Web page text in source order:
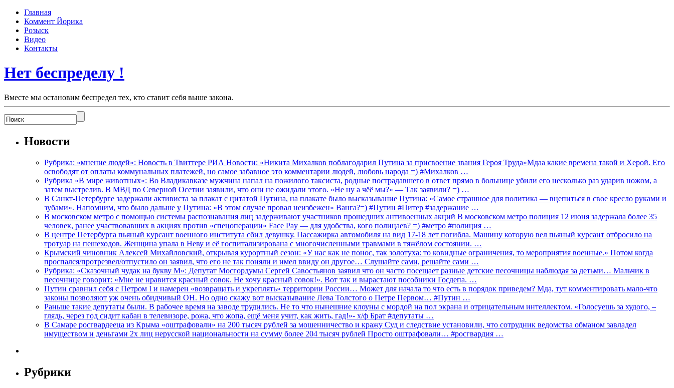
Главная
Коммент Йорика
Розыск
Видео
Контакты
Нет беспределу !
Вместе мы остановим беспредел тех, кто ставит себя выше закона.
Новости
Рубрика: «мнение людей»: Новость в Твиттере РИА Новости: «Никита Михалков поблагодарил Путина за присвоение звания Героя Труда»Мдаа какие времена такой и Херой. Его
освободят от оплаты коммунальных платежей, но самое забавное это комментарии людей, любовь народа =) #Михалков …
Рубрика «В мире животных»: Во Владикавказе мужчина напал на пожилого таксиста, родные пострадавшего в ответ прямо в больнице убили его несколько раз ударив ножом, а
затем выстрелив. В МВД по Северной Осетии заявили, что они не ожидали этого. «Не ну а чёё мы?» — Так заявили? =) …
В Санкт-Петербурге задержали активиста за плакат с цитатой Путина, на плакате было высказывание Путина: «Самое страшное для политика — вцепиться в свое кресло руками и
зубами». Напомним, что было дальше у Путина: «В этом случае провал неизбежен» Ванга?=) #Путин #Питер #задержание …
В московском метро с помощью системы распознавания лиц задерживают участников прошедших антивоенных акций В московском метро полиция 12 июня задержала более 35
человек, ранее участвовавших в акциях против «спецоперации» Face Pay — для удобства, кого полицаев? =) #метро #полиция …
В центре Петербурга пьяный курсант военного института сбил девушку. Пассажирка автомобиля на вид 17-18 лет погибла. Машину которую вел пьяный курсант отбросило на
тротуар на пешеходов. Женщина упала в Неву и её госпитализирована с многочисленными травмами в тяжёлом состоянии. …
Крымский чиновник Алексей Михайловский, открывая курортный сезон: «У нас как не понос, так золотуха: то ковидные ограничения, то мероприятия военные.» Потом когда
проспался/протрезвел/отпустило он заявил, что его не так поняли и имел ввиду он другое… Слушайте сами, решайте сами …
Рубрика: «Сказочный чудак на букву М»: Депутат Мосгордумы Сергей Савостьянов заявил что он часто посещает разные детские песочницы наблюдая за детьми… Мальчик в
песочнице говорит: «Мне не нравится красный совок. Не хочу красный совок!». Вот так и вырастают пособники Госдепа. …
Путин сравнил себя с Петром I и намерен «возвращать и укреплять» территории России… Может для начала то что есть в порядок приведем? Мда, тут комментировать мало-что
законы позволяют уж очень обидчивый ОН. Но одно скажу вот высказывание Лева Толстого о Петре Первом… #Путин …
Раньше такие депутаты были. В рабочее время на заводе трудились. Не то что нынешние клоуны с мордой на пол экрана и отрицательным интеллектом. «Голосуешь за худого, –
глядь, через год сидит кабан в телевизоре, рожа, что жопа, ещё меня учит, как жить, гад!»- х/ф Брат #депутаты …
В Самаре росгвардееца из Крыма «оштрафовали» на 200 тысяч рублей за мошенничество и кражу Суд и следствие установили, что сотрудник ведомства обманом завладел
имуществом и деньгами 2х лиц нерусской национальности на сумму более 204 тысяч рублей Просто оштрафовали… #росгвардия …
Рубрики